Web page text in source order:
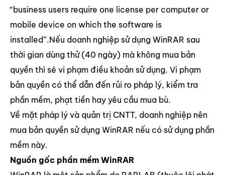
“business users require one license per computer or
mobile device on which the software is
installed”.Nếu doanh nghiệp sử dụng WinRAR sau
thời gian dùng thử (40 ngày) mà không mua bản
quyền thì sẽ vi phạm điều khoản sử dụng. Vi phạm
bản quyền có thể dẫn đến rủi ro pháp lý, kiểm tra
phần mềm, phạt tiền hay yêu cầu mua bù.
Về mặt pháp lý và quản trị CNTT, doanh nghiệp nên
mua bản quyền sử dụng WinRAR nếu có sử dụng phần
mềm này.
Nguồn gốc phần mềm WinRAR